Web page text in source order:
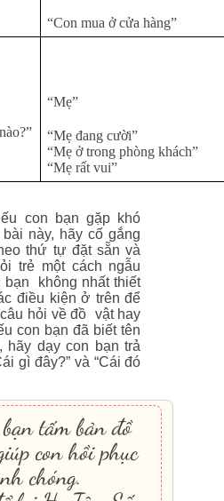
“Con mua ở cửa hàng”
“Mẹ”
“Mẹ đang cười”
“Mẹ ở trong phòng khách”
“Mẹ rất vui”
con bạn gặp khó
này, hãy cố gắng
thứ tự đặt sẵn và
trẻ một cách ngẫu
bạn không nhất thiết
điều kiện ở trên để
hỏi về đồ vật hay
con bạn đã biết tên
hãy dạy con bạn trả
gì đây?” và “Cái đó
tấm bản đồ
con hồi phục
chóng.